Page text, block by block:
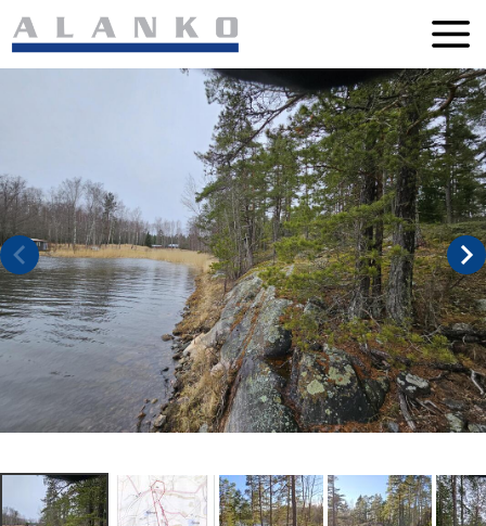
Siirry